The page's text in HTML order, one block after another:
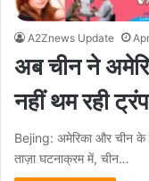
A2Znews Update
अब चीन ने
नहीं थम रही
Bejing: अमेरिका और चीन के
ताज़ा घटनाक्रम में, चीन…